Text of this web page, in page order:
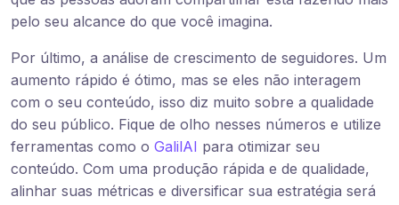
pelo seu alcance do que você imagina.
Por último, a análise de crescimento de seguidores. Um
aumento rápido é ótimo, mas se eles não interagem
com o seu conteúdo, isso diz muito sobre a qualidade
do seu público. Fique de olho nesses números e utilize
ferramentas como o GalilAI para otimizar seu
conteúdo. Com uma produção rápida e de qualidade,
alinhar suas métricas e diversificar sua estratégia será